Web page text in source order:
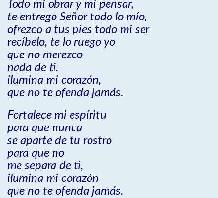
Todo mi obrar y mi pensar,
te entrego Señor todo lo mío,
ofrezco a tus pies todo mi ser
recíbelo, te lo ruego yo
que no merezco
nada de ti,
ilumina mi corazón,
que no te ofenda jamás.
Fortalece mi espíritu
para que nunca
se aparte de tu rostro
para que no
me separa de ti,
ilumina mi corazón
que no te ofenda jamás.